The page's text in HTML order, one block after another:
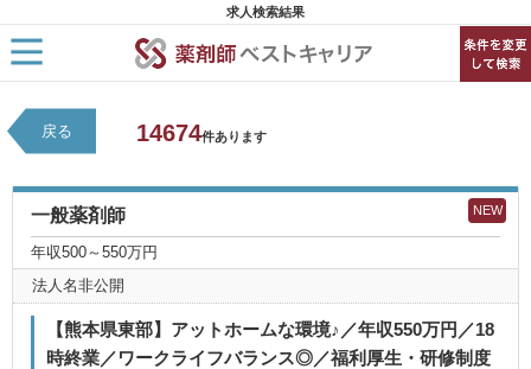
求人検索結果
戻る 14674件あります
NEW
一般薬剤師
年収500～550万円
法人名非公開
【熊本県東部】アットホームな環境♪／年収550万円／18
時終業／ワークライフバランス◎／福利厚生・研修制度
HOME
求人検索
新着求人
キャリアアドバイザー紹介
コラム
転職支援サービスに申し込む